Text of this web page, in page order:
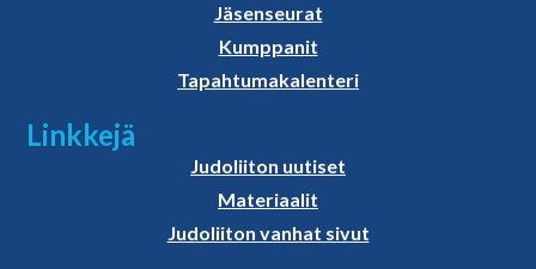
Jäsenseurat
Kumppanit
Tapahtumakalenteri
Linkkejä
Judoliiton uutiset
Materiaalit
Judoliiton vanhat sivut